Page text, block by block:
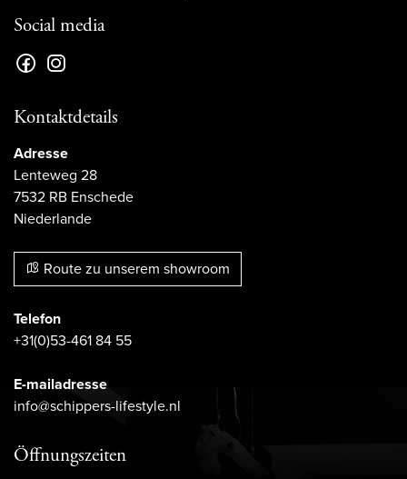
Social media
Kontaktdetails
Adresse
Lenteweg 28
7532 RB Enschede
Niederlande
Route zu unserem showroom
Telefon
+31(0)53-461 84 55
E-mailadresse
info@schippers-lifestyle.nl
Öffnungszeiten